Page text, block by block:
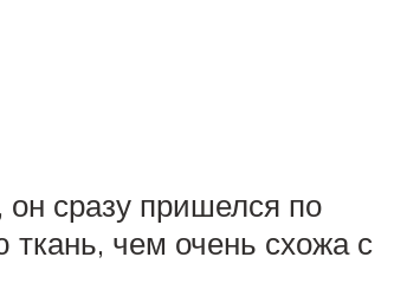
сразу пришелся по
чем очень схожа с